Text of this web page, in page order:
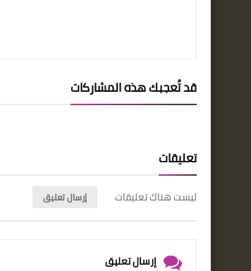
قد تُعجبك هذه المشاركات
تعليقات
ليست هناك تعليقات إرسال تعليق
إرسال تعليق